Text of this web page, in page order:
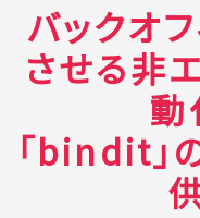
バックオ
させる非
動
「bindit」